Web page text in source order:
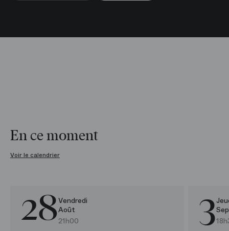
En ce moment
Voir le calendrier
Felix Mendelssohn /​ Gustav Mahler
Concert et Récital
28Vendredi
Août
21h00
Toï toï
3